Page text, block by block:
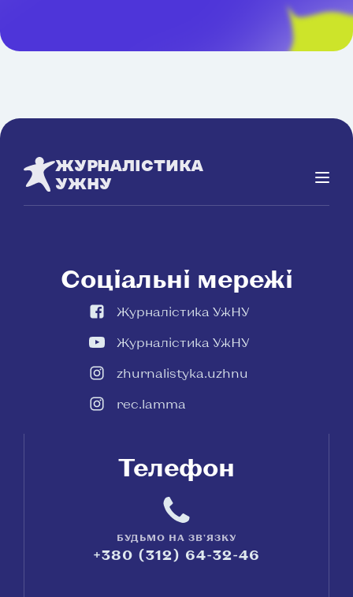
ЖУРНАЛІСТИКА
УЖНУ
Соціальні мережі
Журналістика УжНУ
Журналістика УжНУ
zhurnalistyka.uzhnu
rec.lamma
Телефон
БУДЬМО НА ЗВ'ЯЗКУ
+380 (312) 64-32-46